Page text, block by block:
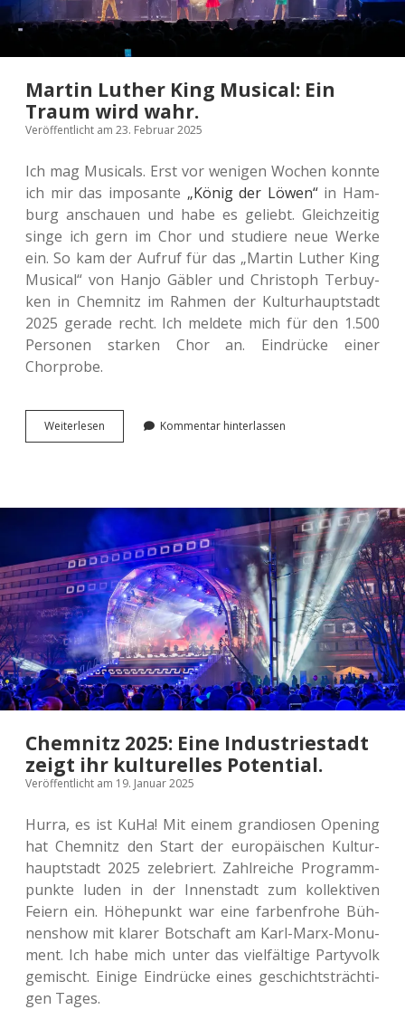
Martin Luther King Musical: Ein
Traum wird wahr.
Veröffentlicht am 23. Februar 2025
Ich mag Musi­cals. Erst vor weni­gen Wochen konnte
ich mir das impo­san­te „König der Löwen“in Ham­
burg anschau­en und habe es geliebt. Gleich­zei­tig
singe ich gern im Chor und stu­die­re neue Werke
ein. So kam der Aufruf für das „Martin Luther King
Musi­cal“ von Hanjo Gäbler und Chris­toph Ter­buy­
ken in Chem­nitz im Rahmen der Kul­tur­haupt­stadt
2025 gerade recht. Ich mel­de­te mich für den 1.500
Per­so­nen star­ken Chor an. Ein­drü­cke einer
Chorprobe.
Wei­ter­le­sen
Luther
Ein
Traum
wird wahr.
Kommentar hinterlassen
Chemnitz 2025: Eine Industriestadt
zeigt ihr kulturelles Potential.
Veröffentlicht am 19. Januar 2025
Hurra, es ist KuHa! Mit einem gran­dio­sen Ope­ning
hat Chem­nitz den Start der euro­päi­schen Kul­tur­
haupt­stadt 2025 zele­briert. Zahl­rei­che Pro­gramm­
punk­te luden in der Innen­stadt zum kol­lek­ti­ven
Feiern ein. Höhe­punkt war eine far­ben­fro­he Büh­
nen­show mit klarer Bot­schaft am Karl-Marx-Monu­
ment. Ich habe mich unter das viel­fäl­ti­ge Par­ty­volk
gemischt. Einige Ein­drü­cke eines geschichts­träch­ti­
gen Tages.